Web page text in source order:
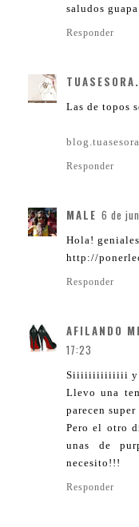
saludos
Responder
Las de topos
Responder
MALE 6 de
Hola!
http://
Responder
AFILANDO
17:23
Siiiiiiiiiiiiii y
Llevo una
parecen
Pero el otro
unas de
necesito!!!
Responder